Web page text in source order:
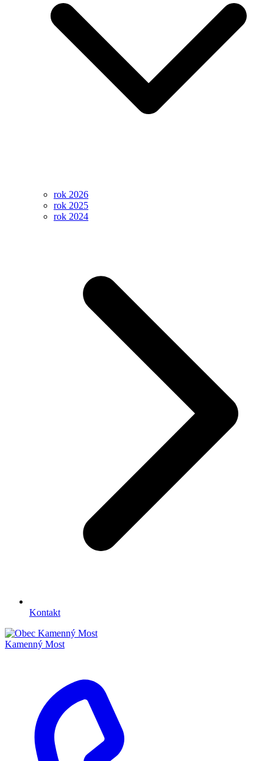
rok 2026
rok 2025
rok 2024
Kontakt
Kamenný Most